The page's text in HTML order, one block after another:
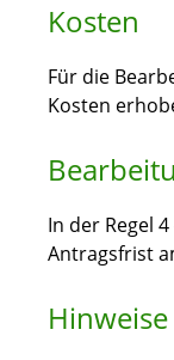
Kosten
Für die
Kosten
In der Regel
Antragsfrist
Hinweise